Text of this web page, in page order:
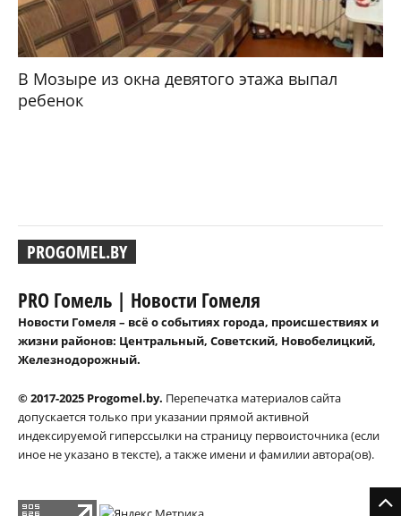
В Мозыре из окна девятого этажа выпал
ребенок
PROGOMEL.BY
PRO Гомель | Новости Гомеля
Новости Гомеля – всё о событиях города, происшествиях и
жизни районов: Центральный, Советский, Новобелицкий,
Железнодорожный.
© 2017-2025 Progomel.by. Перепечатка материалов сайта
допускается только при указании прямой активной
индексируемой гиперссылки на страницу первоисточника (если
иное не указано в тексте), а также имени и фамилии автора(ов).